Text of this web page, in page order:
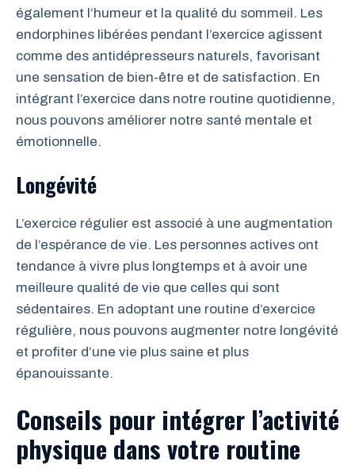
également l’humeur et la qualité du sommeil. Les
endorphines libérées pendant l’exercice agissent
comme des antidépresseurs naturels, favorisant
une sensation de bien-être et de satisfaction. En
intégrant l’exercice dans notre routine quotidienne,
nous pouvons améliorer notre santé mentale et
émotionnelle.
Longévité
L’exercice régulier est associé à une augmentation
de l’espérance de vie. Les personnes actives ont
tendance à vivre plus longtemps et à avoir une
meilleure qualité de vie que celles qui sont
sédentaires. En adoptant une routine d’exercice
régulière, nous pouvons augmenter notre longévité
et profiter d’une vie plus saine et plus
épanouissante.
Conseils pour intégrer l’activité
physique dans votre routine